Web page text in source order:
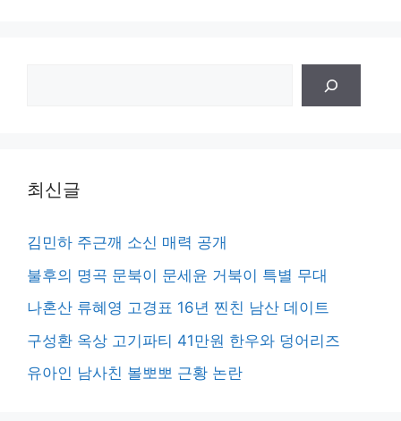
최신글
김민하 주근깨 소신 매력 공개
불후의 명곡 문북이 문세윤 거북이 특별 무대
나혼산 류혜영 고경표 16년 찐친 남산 데이트
구성환 옥상 고기파티 41만원 한우와 덩어리즈
유아인 남사친 볼뽀뽀 근황 논란